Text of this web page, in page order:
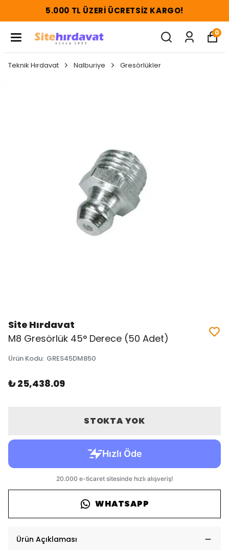
5.000 TL ÜZERI ÜCRETSIZ KARGO!
0
Teknik Hırdavat Nalburiye Gresörlükler
Site Hırdavat
M8 Gresörlük 45° Derece (50 Adet)
Ürün Kodu: GRES45DM850
₺ 25,438.09
STOKTA YOK
WHATSAPP
Ürün Açıklaması